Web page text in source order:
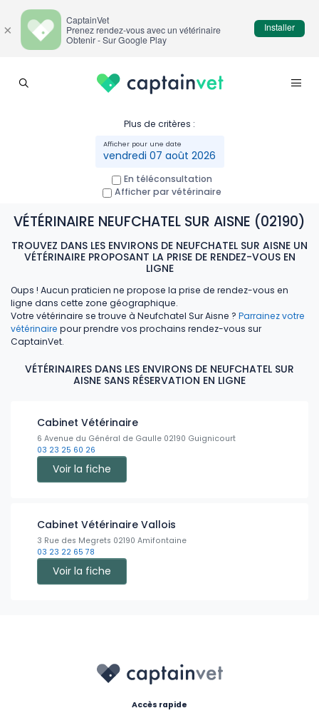
Plus de critères :
vendredi 07 août 2026
En téléconsultation
Afficher par vétérinaire
VÉTÉRINAIRE NEUFCHATEL SUR AISNE (02190)
TROUVEZ DANS LES ENVIRONS DE NEUFCHATEL SUR AISNE UN
VÉTÉRINAIRE PROPOSANT LA PRISE DE RENDEZ-VOUS EN
LIGNE
Oups ! Aucun praticien ne propose la prise de rendez-vous en
ligne dans cette zone géographique.
Votre vétérinaire se trouve à Neufchatel Sur Aisne ? Parrainez votre
vétérinaire pour prendre vos prochains rendez-vous sur
CaptainVet.
VÉTÉRINAIRES DANS LES ENVIRONS DE NEUFCHATEL SUR
AISNE SANS RÉSERVATION EN LIGNE
Cabinet Vétérinaire
6 Avenue du Général de Gaulle 02190 Guignicourt
03 23 25 60 26
Voir la fiche
Cabinet Vétérinaire Vallois
3 Rue des Megrets 02190 Amifontaine
03 23 22 65 78
Voir la fiche
Accès rapide
×
CaptainVet
Prenez rendez-vous avec un vétérinaire
Obtenir - Sur Google Play
Installer